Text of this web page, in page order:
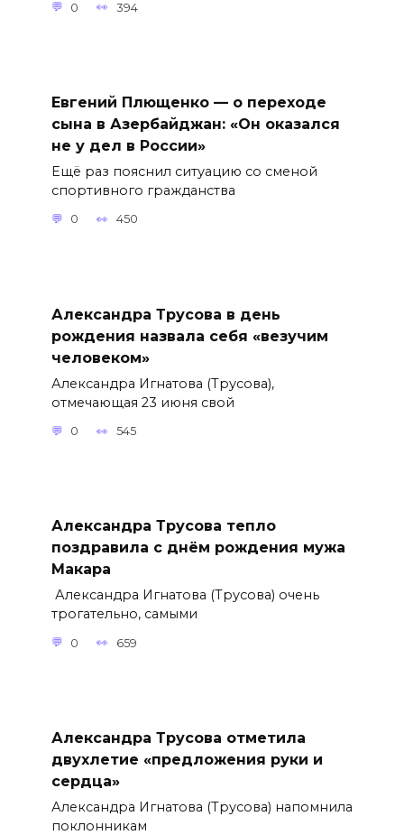
0 394
Евгений Плющенко — о переходе
сына в Азербайджан: «Он оказался
не у дел в России»
Ещё раз пояснил ситуацию со сменой
спортивного гражданства
0 450
Александра Трусова в день
рождения назвала себя «везучим
человеком»
Александра Игнатова (Трусова),
отмечающая 23 июня свой
0 545
Александра Трусова тепло
поздравила с днём рождения мужа
Макара
Александра Игнатова (Трусова) очень
трогательно, самыми
0 659
Александра Трусова отметила
двухлетие «предложения руки и
сердца»
Александра Игнатова (Трусова) напомнила
поклонникам